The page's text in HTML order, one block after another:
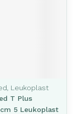
Leukoplast
T Plus
5 Leukoplast